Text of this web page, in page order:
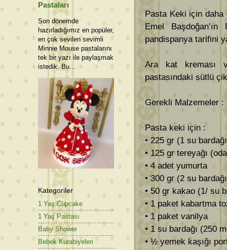
Pasta Keki için daha
Emel
pandispanya tarifini
Ara kat kreması
pastasındaki sütlü
Gerekli Malzemeler :
Pasta keki için :
• 225 gr (1 su
• 125 gr tereyağı
• 4 adet yumurta
• 300 gr (2 su
• 50 gr kakao (1/ su
• 1 paket kabartma
• 1 paket vanilya
• 1 su bardağı (250
• ½ yemek kaşığı
Pastaları
Son dönemde
hazırladığımız en popüler,
en çok sevilen sevimli
Minnie Mouse pastalarını
tek bir yazı ile paylaşmak
istedik. Bu...
Kategoriler
1 Yaş Cupcake
1 Yaş Pastası
Baby Shower
Bebek Kurabiyeleri